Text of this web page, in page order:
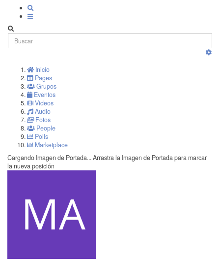
Inicio
Pages
Grupos
Eventos
Videos
Audio
Fotos
People
Polls
Marketplace
Cargando Imagen de Portada... Arrastra la Imagen de Portada para marcar
la nueva posición